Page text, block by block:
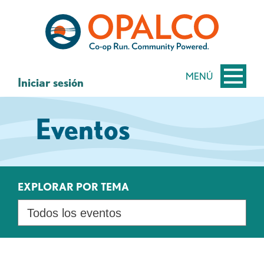
contenido
MENÚ
Iniciar sesión
Eventos
EXPLORAR POR TEMA